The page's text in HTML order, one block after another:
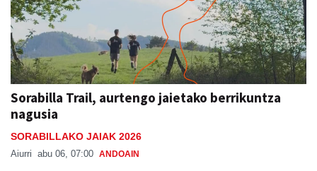
Sorabilla Trail, aurtengo jaietako berrikuntza
nagusia
SORABILLAKO JAIAK 2026
Aiurri abu 06, 07:00 ANDOAIN